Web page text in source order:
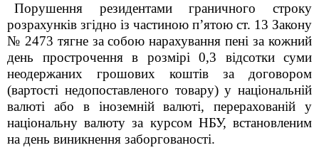
Порушення резидентами граничного строку
розрахунків згідно із частиною п’ятою ст. 13 Закону
№ 2473 тягне за собою нарахування пені за кожний
день прострочення в розмірі 0,3 відсотки суми
неодержаних грошових коштів за договором
(вартості недопоставленого товару) у національній
валюті або в іноземній валюті, перерахованій у
національну валюту за курсом НБУ, встановленим
на день виникнення заборгованості.